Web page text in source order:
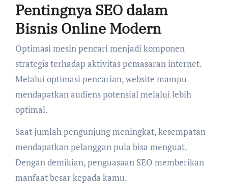
Pentingnya SEO dalam
Bisnis Online Modern
Optimasi mesin pencari menjadi komponen
strategis terhadap aktivitas pemasaran internet.
Melalui optimasi pencarian, website mampu
mendapatkan audiens potensial melalui lebih
optimal.
Saat jumlah pengunjung meningkat, kesempatan
mendapatkan pelanggan pula bisa menguat.
Dengan demikian, penguasaan SEO memberikan
manfaat besar kepada kamu.